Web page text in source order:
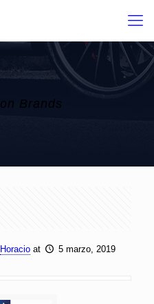
Brands
Horacio at 5 marzo, 2019